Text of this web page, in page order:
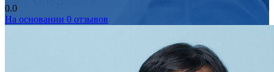
0.0
На основании 0 отзывов